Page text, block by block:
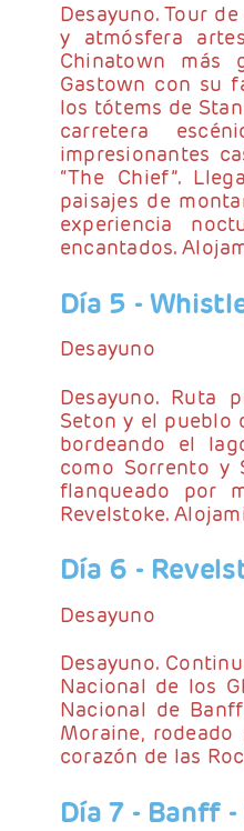
Desayuno. Tour
y atmósfera
Chinatown más
Gastown con su
los tótems de
carretera
impresionantes
“The Chief”.
paisajes de
experiencia
encantados.
Día 5 -
Desayuno
Desayuno. Ruta
Seton y el pueblo
bordeando el
como Sorrento y
flanqueado por
Revelstoke.
Día 6 -
Desayuno
Desayuno.
Nacional de los
Nacional de
Moraine,
corazón de las
Día 7 - Banff -